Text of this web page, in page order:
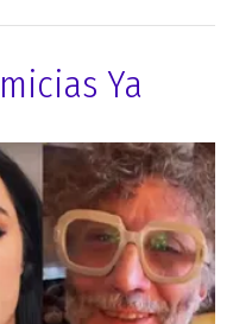
Ya